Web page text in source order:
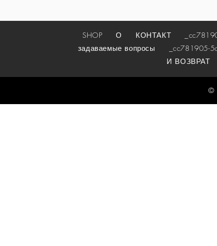
SHOP О КОНТАКТ
задаваемые вопросы _cc781905-
И ВОЗВРАТ
©